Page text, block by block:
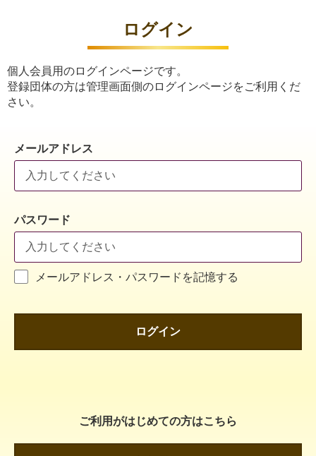
ログイン
個人会員用のログインページです。
登録団体の方は管理画面側のログインページをご利用くだ
さい。
メールアドレス
パスワード
メールアドレス・パスワードを記憶する
ログイン
ご利用がはじめての方はこちら